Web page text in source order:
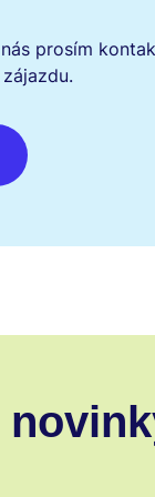
prosím